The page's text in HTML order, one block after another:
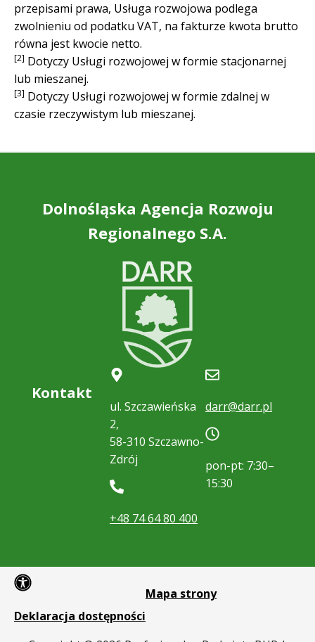
przepisami prawa, Usługa rozwojowa podlega
zwolnieniu od podatku VAT, na fakturze kwota brutto
równa jest kwocie netto.
[2] Dotyczy Usługi rozwojowej w formie stacjonarnej
lub mieszanej.
[3] Dotyczy Usługi rozwojowej w formie zdalnej w
czasie rzeczywistym lub mieszanej.
Dolnośląska Agencja Rozwoju
Regionalnego S.A.
Kontakt
ul. Szczawieńska
2,
58-310 Szczawno-
Zdrój
+48 74 64 80 400
darr@darr.pl
pon-pt: 7:30–
15:30
Deklaracja dostępności
Mapa strony